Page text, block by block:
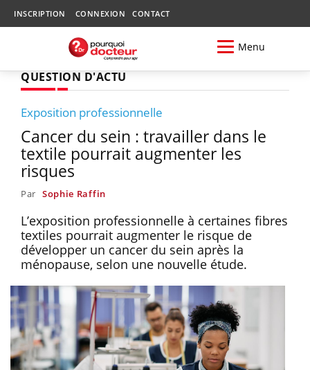
INSCRIPTION CONNEXION CONTACT
Menu
QUESTION D'ACTU
Exposition professionnelle
Cancer du sein : travailler dans le
textile pourrait augmenter les
risques
Par Sophie Raffin
L’exposition professionnelle à certaines fibres
textiles pourrait augmenter le risque de
développer un cancer du sein après la
ménopause, selon une nouvelle étude.